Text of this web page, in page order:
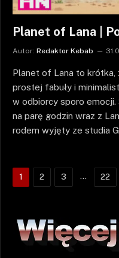
Planet of Lana |
Autor: Redaktor Kebab
Planet of Lana to krótka,
prostej fabuły i
w odbiorcy sporo emocji.
na parę godzin wraz z
rodem wyjęty ze studia
1 2 3 … 22